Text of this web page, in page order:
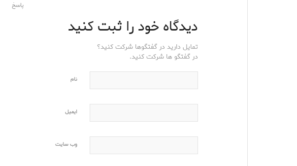
پاسخ
دیدگاه خود را ثبت کنید
تمایل دارید در گفتگوها شرکت کنید؟
در گفتگو ها شرکت کنید.
نام
ایمیل
وب‌ سایت